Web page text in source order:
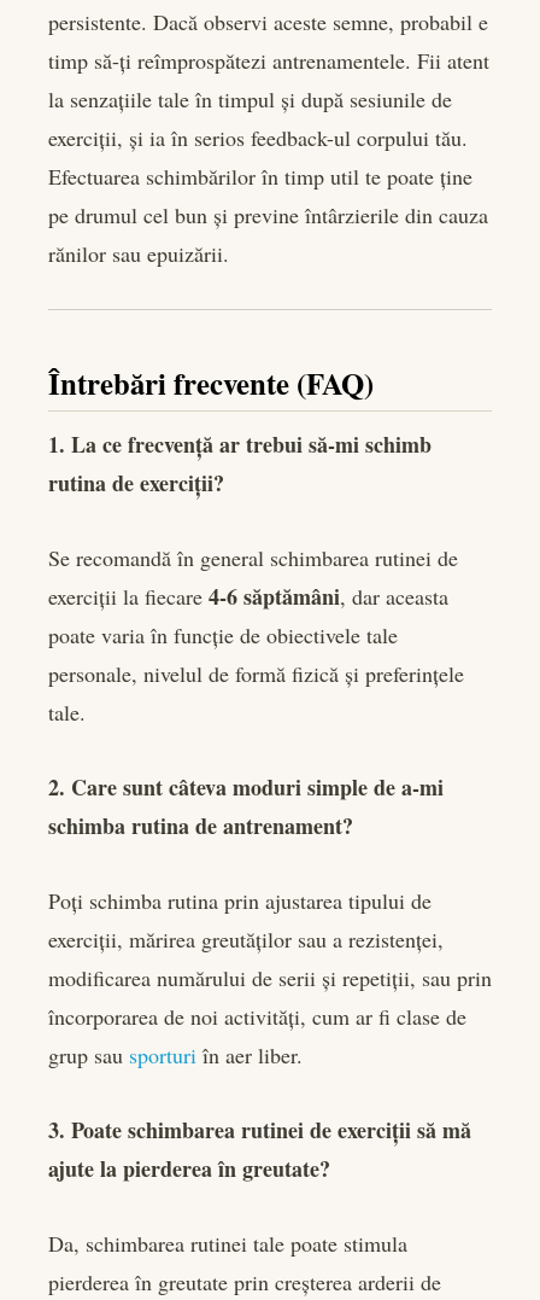
persistente. Dacă observi aceste semne, probabil e
timp să-ți reîmprospătezi antrenamentele. Fii atent
la senzațiile tale în timpul și după sesiunile de
exerciții, și ia în serios feedback-ul corpului tău.
Efectuarea schimbărilor în timp util te poate ține
pe drumul cel bun și previne întârzierile din cauza
rănilor sau epuizării.
Întrebări frecvente (FAQ)
1. La ce frecvență ar trebui să-mi schimb
rutina de exerciții?
Se recomandă în general schimbarea rutinei de
exerciții la fiecare 4-6 săptămâni, dar aceasta
poate varia în funcție de obiectivele tale
personale, nivelul de formă fizică și preferințele
tale.
2. Care sunt câteva moduri simple de a-mi
schimba rutina de antrenament?
Poți schimba rutina prin ajustarea tipului de
exerciții, mărirea greutăților sau a rezistenței,
modificarea numărului de serii și repetiții, sau prin
încorporarea de noi activități, cum ar fi clase de
grup sau sporturi în aer liber.
3. Poate schimbarea rutinei de exerciții să mă
ajute la pierderea în greutate?
Da, schimbarea rutinei tale poate stimula
pierderea în greutate prin creșterea arderii de